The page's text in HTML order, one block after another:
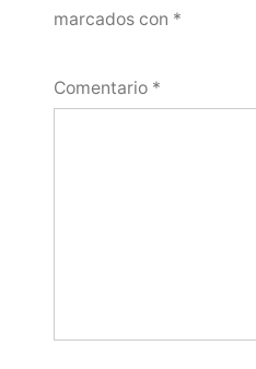
marcados con *
Comentario *